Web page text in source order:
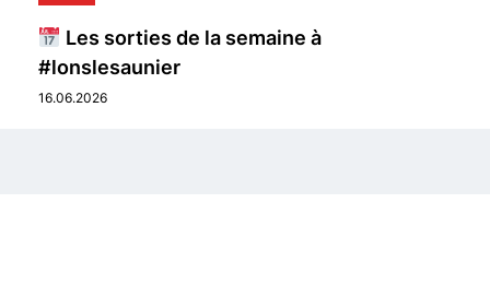
Les sorties de la semaine à
#lonslesaunier
16.06.2026